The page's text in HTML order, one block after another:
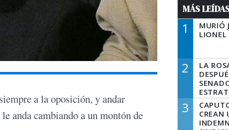
a la oposición, y andar
anda cambiando a un montón de
MÁS
1
MURIÓ
LIONEL
2
LA
3
CREAN